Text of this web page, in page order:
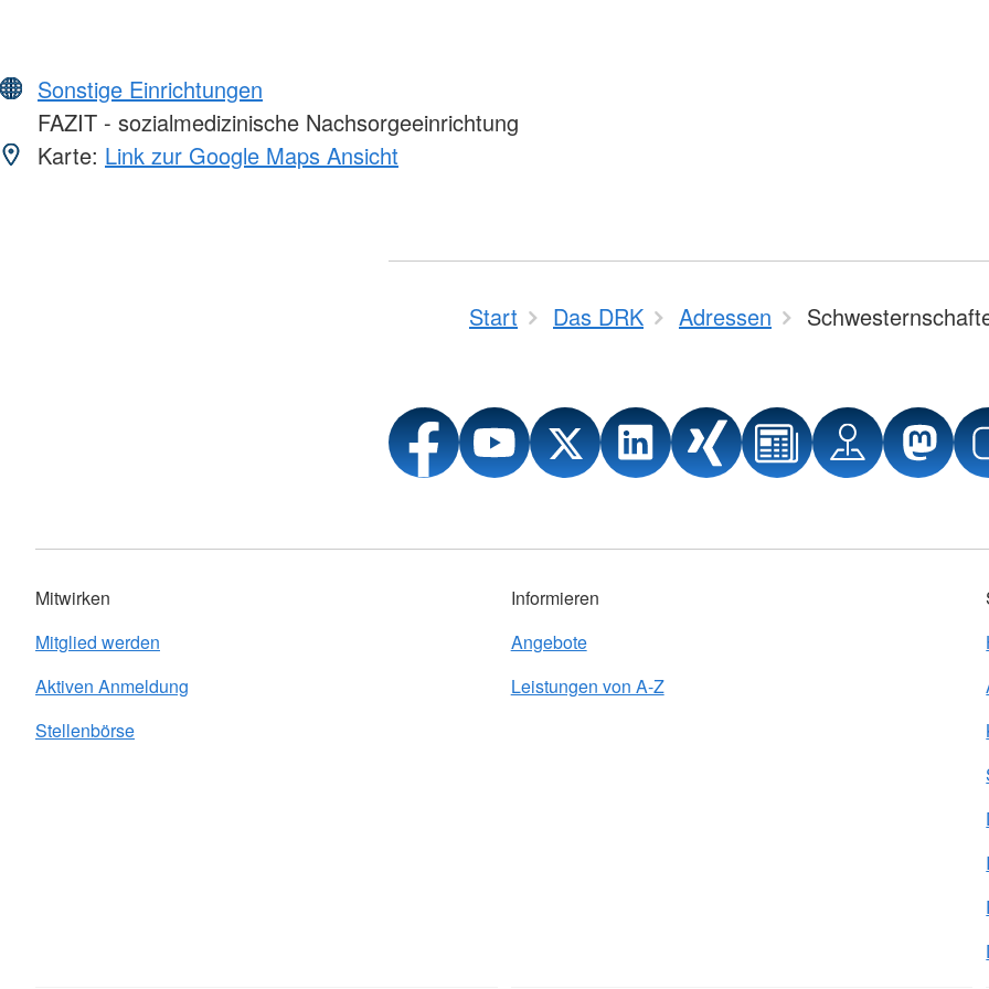
Sonstige Einrichtungen
FAZIT - sozialmedizinische Nachsorgeeinrichtung
Karte: Link zur Google Maps Ansicht
Start Das DRK Adressen
Mitwirken
Mitglied werden
Aktiven Anmeldung
Stellenbörse
Informieren
Angebote
Leistungen von A-Z